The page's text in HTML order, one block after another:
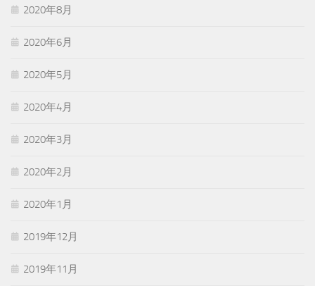
2020年8月
2020年6月
2020年5月
2020年4月
2020年3月
2020年2月
2020年1月
2019年12月
2019年11月